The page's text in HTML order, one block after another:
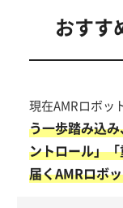
おすす
現在AMRロボッ
う一歩踏み込
ントロール」
届くAMRロボ